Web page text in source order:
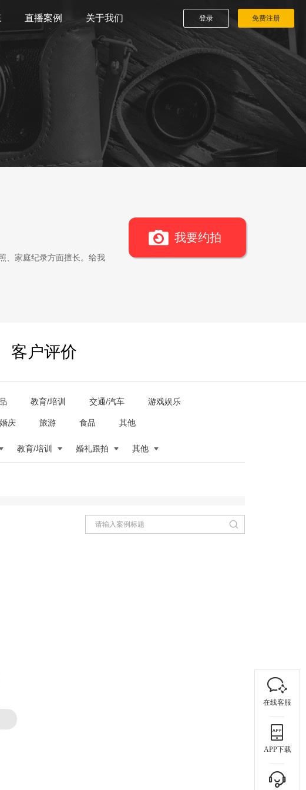
直播案例 关于我们 登录 免费注册
、家庭纪录方面擅长。给我
我要约拍
客户评价
教育/培训 交通/汽车 游戏娱乐
婚庆 旅游 食品 其他
教育/培训 婚礼跟拍 其他
在线客服
APP下载